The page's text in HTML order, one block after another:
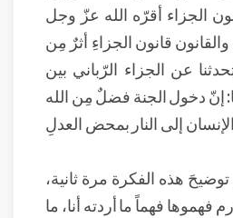
الجزاء أقرّه الله عزّ وجل
قانون الجزاءِ أثرٌ مِن
عن الجزاء الرّباني بين
إنّ دخول الجنة فضلٌ مِن الله
إلى النار بمحض العدلِ
هذه الفكرة مرة ثانية،
فهموها فهماً ما أردته أنا، ما